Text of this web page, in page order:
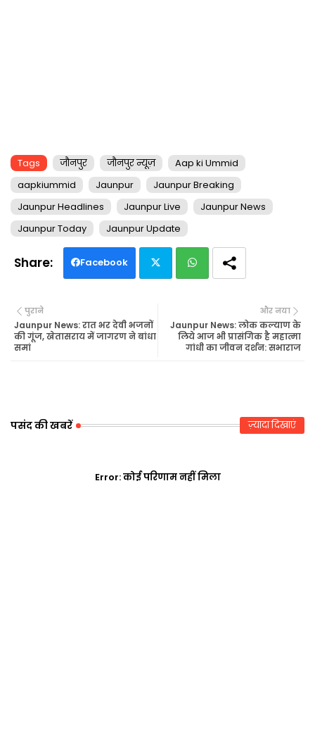
Tags जौनपुर जौनपुर न्यूज़
Aap ki Ummid
aapkiummid
Jaunpur
Jaunpur Breaking
Jaunpur Headlines
Jaunpur Live
Jaunpur News
Jaunpur Today
Jaunpur Update
Facebook
tte ats
ap
और नया
Jaunpur News: लोक कल्याण के
लिये आज भी प्रासंगिक है महात्मा
गांधी का जीवन दर्शन: सभाराज
पुराने
Jaunpur News: रात भर देवी भजनों
की गूंज, खेतासराय में जागरण ने बांधा
समां
पसंद की खबरें ज़्यादा दिखाएं
Error:कोई परिणाम नहीं मिला